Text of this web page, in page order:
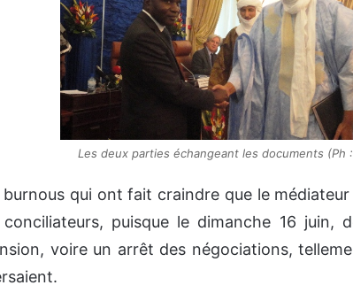
Les deux parties échangeant les documents (Ph
qui ont fait craindre que le médiateur
puisque le dimanche 16 juin,
voire un arrêt des négociations,